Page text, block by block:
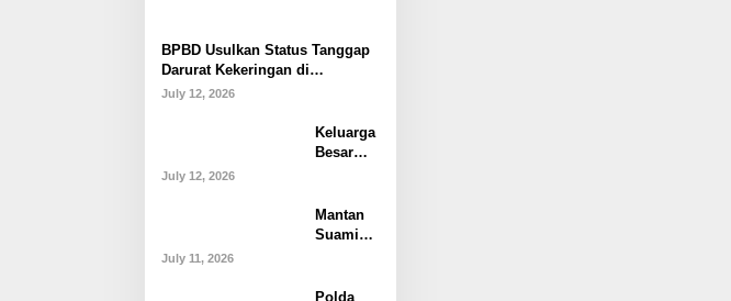
BPBD Usulkan Status Tanggap
Darurat Kekeringan di
Makassar, Puluhan Ribu Warga
July 12, 2026
Keluarga
Besar
g
Tegaskan
Polemik
July 12, 2026
Mantan
Suami
Gowa ke
July 11, 2026
Polda